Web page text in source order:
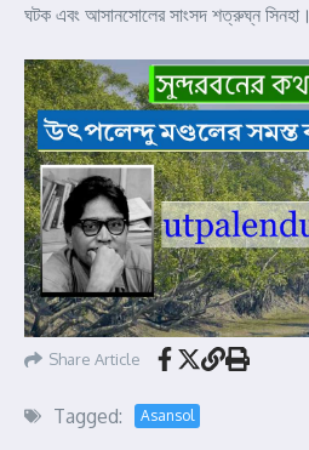
ঘটক এবং আসানসোলের সাংসদ শত্রুঘ্ন সিনহা।
Share Article
Tagged: Asansol